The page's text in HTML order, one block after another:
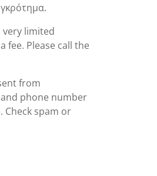
very limited
fee. Please call the
from
and phone number
spam or